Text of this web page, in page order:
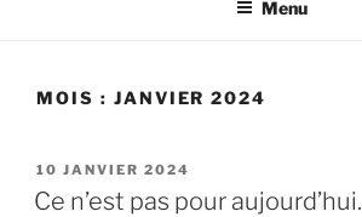
Menu
MOIS : JANVIER 2024
PUBLIÉ
LE
10 JANVIER 2024
Ce n’est pas pour aujourd’hui.